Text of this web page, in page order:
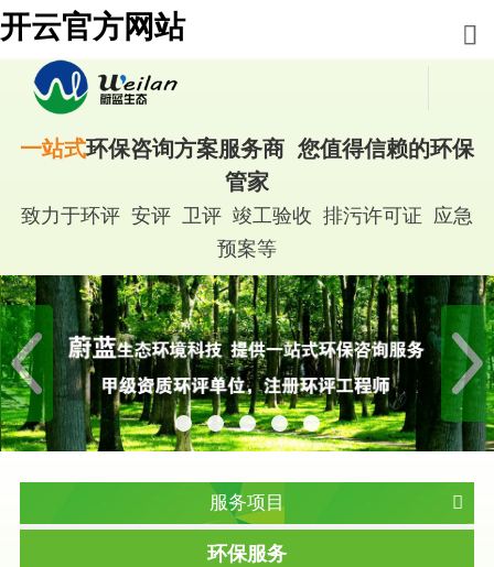
开云官方网站
一站式环保咨询方案服务商 您值得信赖的环保
管家
致力于环评 安评 卫评 竣工验收 排污许可证 应急
预案等
服务项目
环保服务